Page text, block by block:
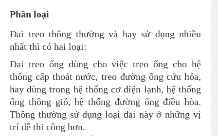
Phân loại
Đai treo thông thường và hay sử dụng nhiều
nhất thì có hai loại:
Đai treo ống dùng cho việc treo ống cho hệ
thống cấp thoát nước, treo đường ống cứu hỏa,
hay dùng trong hệ thống cơ điện lạnh, hệ thống
ống thông gió, hệ thống đường ống điều hòa.
Thông thường sử dụng loại đai này ở những vị
trí dễ thi công hơn.